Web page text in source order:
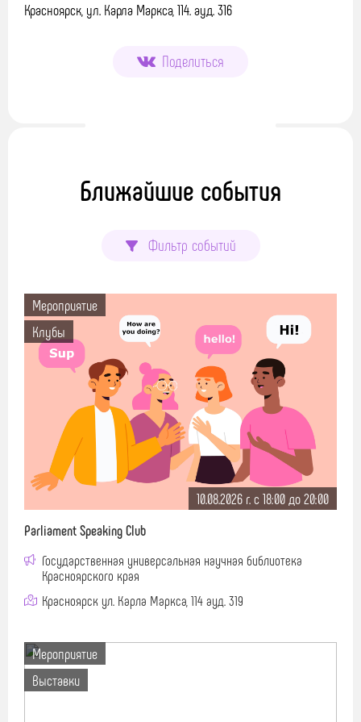
Красноярск, ул. Карла Маркса, 114. ауд. 316
Поделиться
Ближайшие события
Фильтр событий
Мероприятие
Клубы
10.08.2026 г. c 18:00 до 20:00
Parliament Speaking Club
Государственная универсальная научная библиотека
Красноярского края
Красноярск ул. Карла Маркса, 114 ауд. 319
Мероприятие
Выставки